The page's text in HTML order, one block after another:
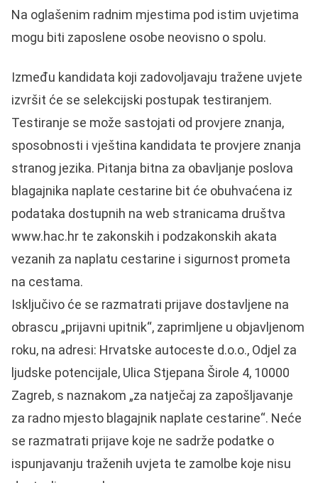
Na oglašenim radnim mjestima pod istim uvjetima
mogu biti zaposlene osobe neovisno o spolu.
Između kandidata koji zadovoljavaju tražene uvjete
izvršit će se selekcijski postupak testiranjem.
Testiranje se može sastojati od provjere znanja,
sposobnosti i vještina kandidata te provjere znanja
stranog jezika. Pitanja bitna za obavljanje poslova
blagajnika naplate cestarine bit će obuhvaćena iz
podataka dostupnih na web stranicama društva
www.hac.hr te zakonskih i podzakonskih akata
vezanih za naplatu cestarine i sigurnost prometa
na cestama.
Isključivo će se razmatrati prijave dostavljene na
obrascu „prijavni upitnik“, zaprimljene u objavljenom
roku, na adresi: Hrvatske autoceste d.o.o., Odjel za
ljudske potencijale, Ulica Stjepana Širole 4, 10000
Zagreb, s naznakom „za natječaj za zapošljavanje
za radno mjesto blagajnik naplate cestarine“. Neće
se razmatrati prijave koje ne sadrže podatke o
ispunjavanju traženih uvjeta te zamolbe koje nisu